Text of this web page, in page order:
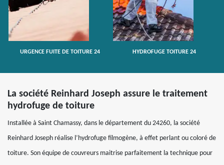
URGENCE FUITE DE TOITURE 24 HYDROFUGE TOITURE 24
La société Reinhard Joseph assure le traitement
hydrofuge de toiture
Installée à Saint Chamassy, dans le département du 24260, la société
Reinhard Joseph réalise l’hydrofuge filmogène, à effet perlant ou coloré de
toiture. Son équipe de couvreurs maitrise parfaitement la technique pour